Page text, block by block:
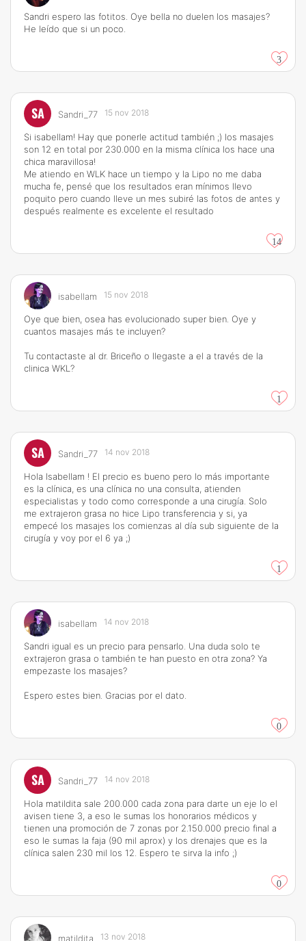
Sandri espero las fotitos. Oye bella no duelen los masajes?
He leído que si un poco.
3
SA Sandri_77 15 nov 2018
Si isabellam! Hay que ponerle actitud también ;) los masajes
son 12 en total por 230.000 en la misma clínica los hace una
chica maravillosa!
Me atiendo en WLK hace un tiempo y la Lipo no me daba
mucha fe, pensé que los resultados eran mínimos llevo
poquito pero cuando lleve un mes subiré las fotos de antes y
después realmente es excelente el resultado
14
isabellam 15 nov 2018
Oye que bien, osea has evolucionado super bien. Oye y
cuantos masajes más te incluyen?
Tu contactaste al dr. Briceño o llegaste a el a través de la
clinica WKL?
1
SA Sandri_77 14 nov 2018
Hola Isabellam ! El precio es bueno pero lo más importante
es la clínica, es una clínica no una consulta, atienden
especialistas y todo como corresponde a una cirugía. Solo
me extrajeron grasa no hice Lipo transferencia y si, ya
empecé los masajes los comienzas al día sub siguiente de la
cirugía y voy por el 6 ya ;)
1
isabellam 14 nov 2018
Sandri igual es un precio para pensarlo. Una duda solo te
extrajeron grasa o también te han puesto en otra zona? Ya
empezaste los masajes?
Espero estes bien. Gracias por el dato.
0
SA Sandri_77 14 nov 2018
Hola matildita sale 200.000 cada zona para darte un eje lo el
avisen tiene 3, a eso le sumas los honorarios médicos y
tienen una promoción de 7 zonas por 2.150.000 precio final a
eso le sumas la faja (90 mil aprox) y los drenajes que es la
clínica salen 230 mil los 12. Espero te sirva la info ;)
0
matildita 13 nov 2018